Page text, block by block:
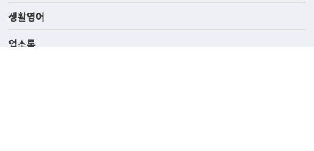
생활영어
업소록